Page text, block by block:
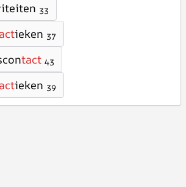
33
ieken 37
tact 43
ieken 39